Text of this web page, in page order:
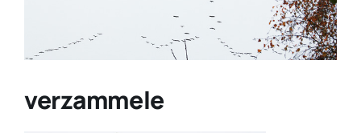
verzammele